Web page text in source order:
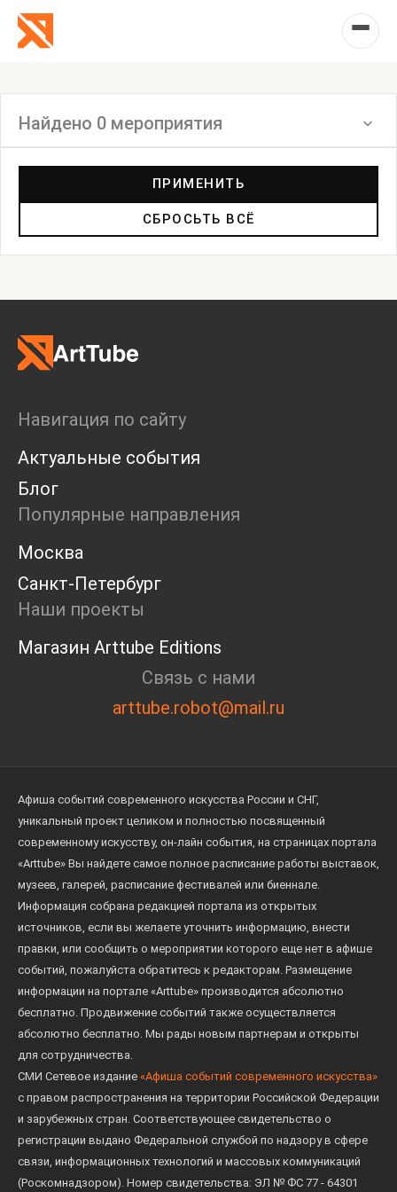
Найдено 0 мероприятия
Дискуссия
Пост-релиз
Пресс-конференция
Ярмарка
Open call
Экскурсия
Дискуссия
Cosmoscow 2024
Blazar 2024
Встречи
Круглый стол
ПРИМЕНИТЬ
СБРОСЬТЬ ВСЁ
Навигация по сайту
Актуальные события
Блог
Популярные направления
Москва
Санкт-Петербург
Наши проекты
Магазин Arttube Editions
Связь с нами
arttube.robot@mail.ru
Афиша событий современного искусства России и СНГ,
уникальный проект целиком и полностью посвященный
современному искусству, он-лайн события, на страницах портала
«Arttube» Вы найдете самое полное расписание работы выставок,
музеев, галерей, расписание фестивалей или биеннале.
Информация собрана редакцией портала из открытых
источников, если вы желаете уточнить информацию, внести
правки, или сообщить о мероприятии которого еще нет в афише
событий, пожалуйста обратитесь к редакторам. Размещение
информации на портале «Arttube» производится абсолютно
бесплатно. Продвижение событий также осуществляется
абсолютно бесплатно. Мы рады новым партнерам и открыты
для сотрудничества.
СМИ Сетевое издание «Афиша событий современного искусства»
с правом распространения на территории Российской Федерации
и зарубежных стран. Соответствующее свидетельство о
регистрации выдано Федеральной службой по надзору в сфере
связи, информационных технологий и массовых коммуникаций
(Роскомнадзором). Номер свидетельства: ЭЛ № ФС 77 - 64301